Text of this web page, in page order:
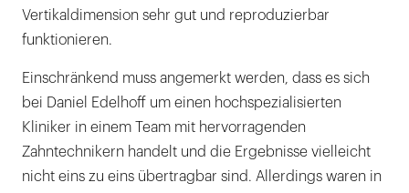
Vertikaldimension sehr gut und reproduzierbar
funktionieren.
Einschränkend muss angemerkt werden, dass es sich
bei Daniel Edelhoff um einen hochspezialisierten
Kliniker in einem Team mit hervorragenden
Zahntechnikern handelt und die Ergebnisse vielleicht
nicht eins zu eins übertragbar sind. Allerdings waren in